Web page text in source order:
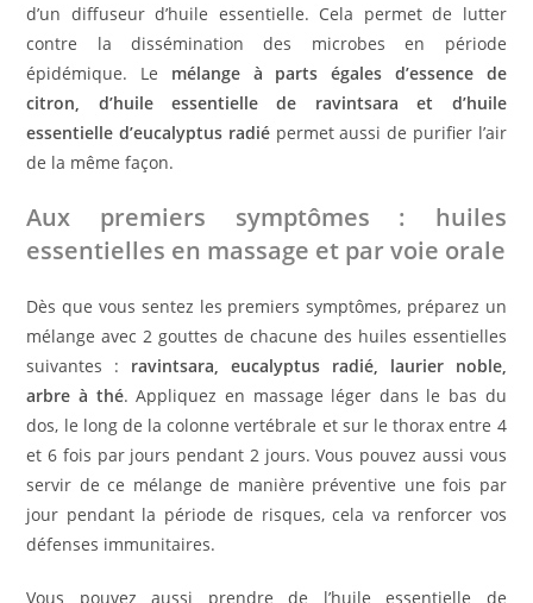
d’un diffuseur d’huile essentielle. Cela permet de lutter
contre la dissémination des microbes en période
épidémique. Le mélange à parts égales d’essence de
citron, d’huile essentielle de ravintsara et d’huile
essentielle d’eucalyptus radiépermet aussi de purifier l’air
de la même façon.
Aux premiers symptômes : huiles
essentielles en massage et par voie orale
Dès que vous sentez les premiers symptômes, préparez un
mélange avec 2 gouttes de chacune des huiles essentielles
suivantes : ravintsara, eucalyptus radié, laurier noble,
arbre à thé. Appliquez en massage léger dans le bas du
dos, le long de la colonne vertébrale et sur le thorax entre 4
et 6 fois par jours pendant 2 jours. Vous pouvez aussi vous
servir de ce mélange de manière préventive une fois par
jour pendant la période de risques, cela va renforcer vos
défenses immunitaires.
Vous pouvez aussi prendre de l’huile essentielle de